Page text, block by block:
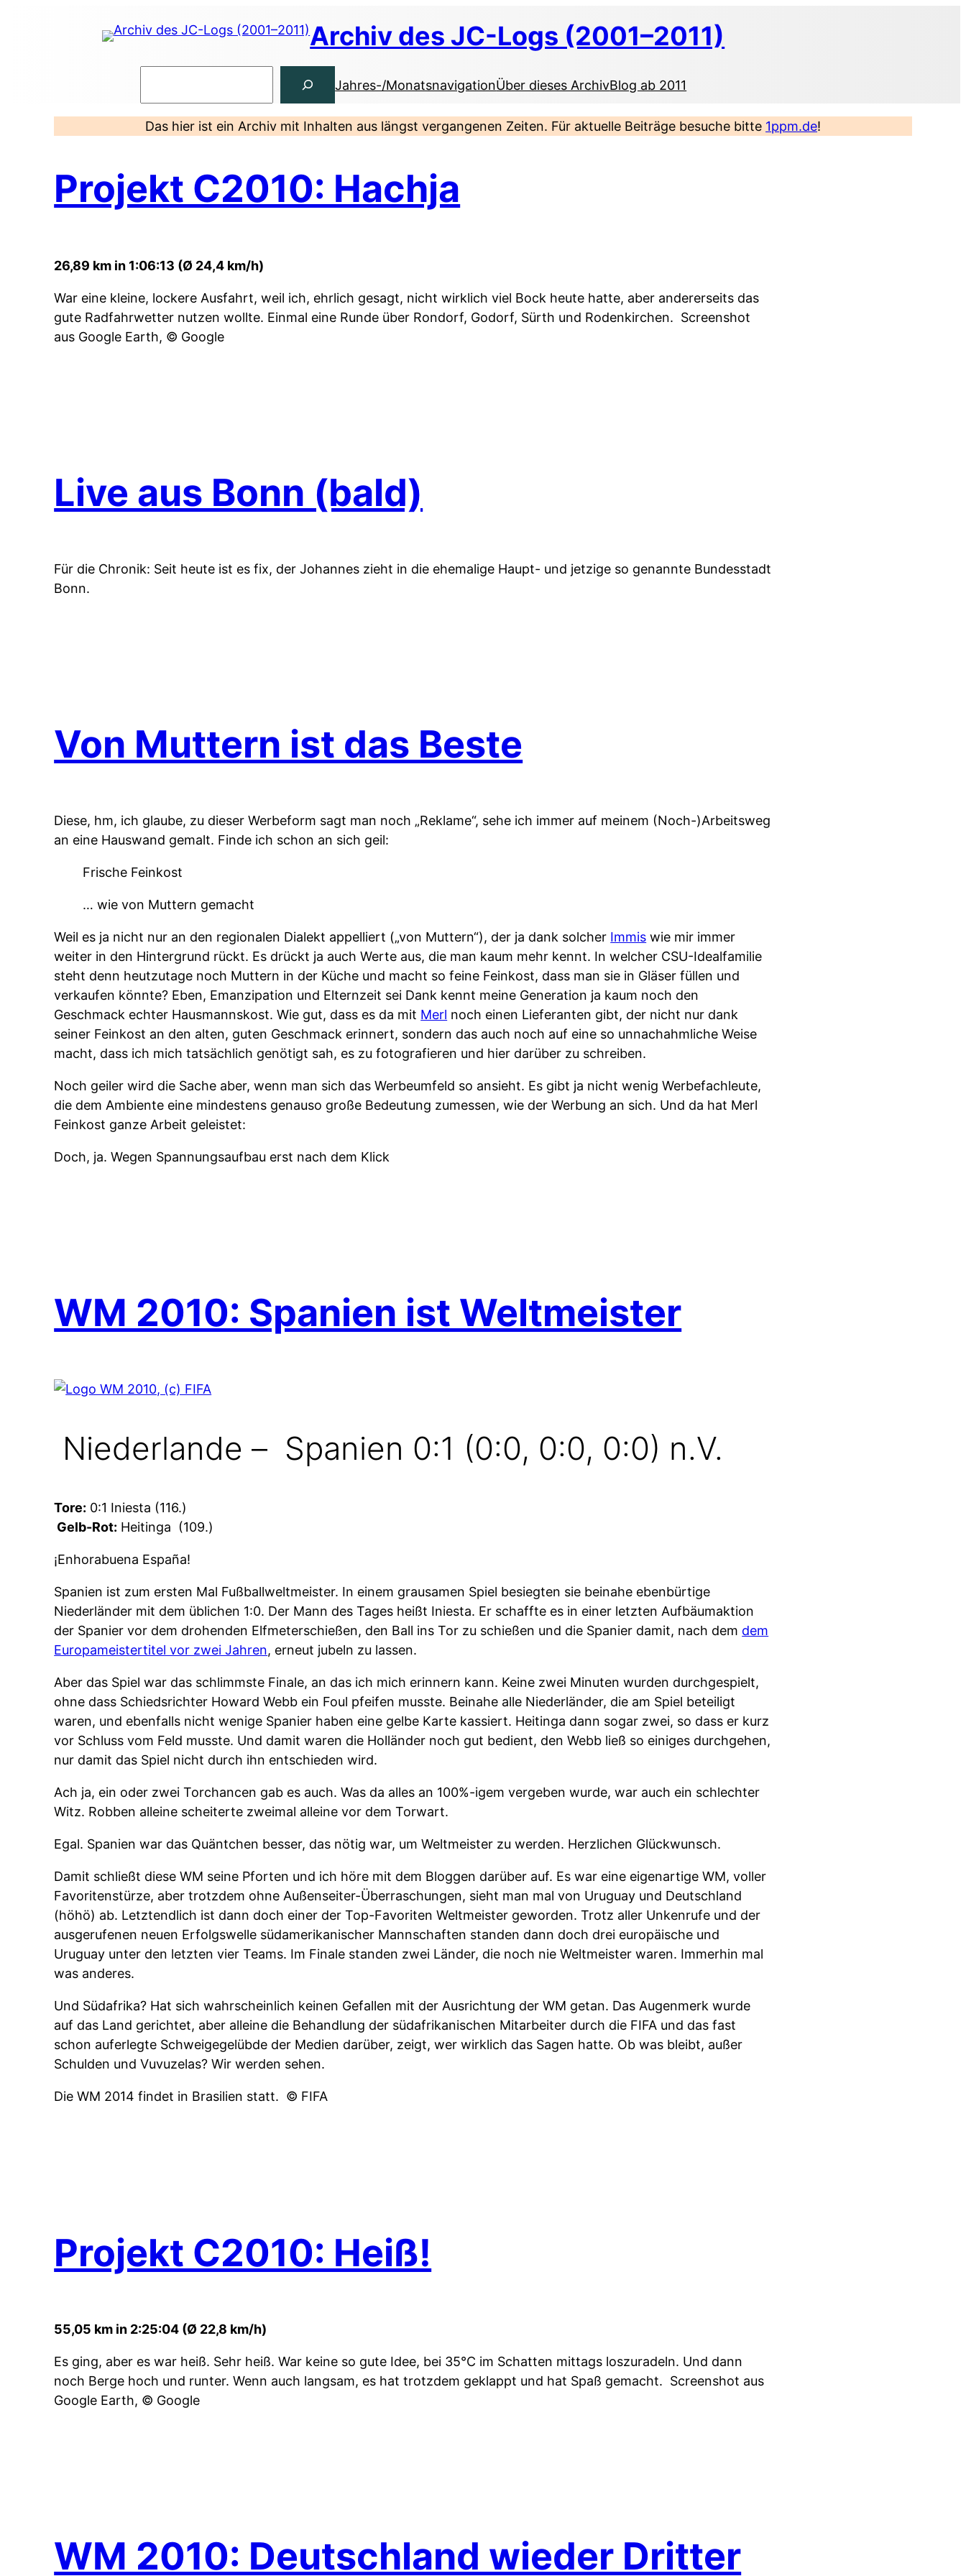
Archiv des JC-Logs (2001–2011)
Jahres-/MonatsnavigationÜber dieses ArchivBlog ab 2011
Das hier ist ein Archiv mit Inhalten aus längst vergangenen Zeiten. Für aktuelle Beiträge besuche bitte 1ppm.de!
Projekt C2010: Hachja
26,89 km in 1:06:13 (Ø 24,4 km/h)
War eine kleine, lockere Ausfahrt, weil ich, ehrlich gesagt, nicht wirklich viel Bock heute hatte, aber andererseits das
gute Radfahrwetter nutzen wollte. Einmal eine Runde über Rondorf, Godorf, Sürth und Rodenkirchen. Screenshot
aus Google Earth, © Google
Live aus Bonn (bald)
Für die Chronik: Seit heute ist es fix, der Johannes zieht in die ehemalige Haupt- und jetzige so genannte Bundesstadt
Bonn.
Von Muttern ist das Beste
Diese, hm, ich glaube, zu dieser Werbeform sagt man noch „Reklame“, sehe ich immer auf meinem (Noch-)Arbeitsweg
an eine Hauswand gemalt. Finde ich schon an sich geil:
Frische Feinkost
… wie von Muttern gemacht
Weil es ja nicht nur an den regionalen Dialekt appelliert („von Muttern“), der ja dank solcher Immis wie mir immer
weiter in den Hintergrund rückt. Es drückt ja auch Werte aus, die man kaum mehr kennt. In welcher CSU-Idealfamilie
steht denn heutzutage noch Muttern in der Küche und macht so feine Feinkost, dass man sie in Gläser füllen und
verkaufen könnte? Eben, Emanzipation und Elternzeit sei Dank kennt meine Generation ja kaum noch den
Geschmack echter Hausmannskost. Wie gut, dass es da mit Merl noch einen Lieferanten gibt, der nicht nur dank
seiner Feinkost an den alten, guten Geschmack erinnert, sondern das auch noch auf eine so unnachahmliche Weise
macht, dass ich mich tatsächlich genötigt sah, es zu fotografieren und hier darüber zu schreiben.
Noch geiler wird die Sache aber, wenn man sich das Werbeumfeld so ansieht. Es gibt ja nicht wenig Werbefachleute,
die dem Ambiente eine mindestens genauso große Bedeutung zumessen, wie der Werbung an sich. Und da hat Merl
Feinkost ganze Arbeit geleistet:
Doch, ja. Wegen Spannungsaufbau erst nach dem Klick
WM 2010: Spanien ist Weltmeister
Niederlande – Spanien 0:1 (0:0, 0:0, 0:0) n.V.
Tore: 0:1 Iniesta (116.)
Gelb-Rot: Heitinga (109.)
¡Enhorabuena España!
Spanien ist zum ersten Mal Fußballweltmeister. In einem grausamen Spiel besiegten sie beinahe ebenbürtige
Niederländer mit dem üblichen 1:0. Der Mann des Tages heißt Iniesta. Er schaffte es in einer letzten Aufbäumaktion
der Spanier vor dem drohenden Elfmeterschießen, den Ball ins Tor zu schießen und die Spanier damit, nach dem dem
Europameistertitel vor zwei Jahren, erneut jubeln zu lassen.
Aber das Spiel war das schlimmste Finale, an das ich mich erinnern kann. Keine zwei Minuten wurden durchgespielt,
ohne dass Schiedsrichter Howard Webb ein Foul pfeifen musste. Beinahe alle Niederländer, die am Spiel beteiligt
waren, und ebenfalls nicht wenige Spanier haben eine gelbe Karte kassiert. Heitinga dann sogar zwei, so dass er kurz
vor Schluss vom Feld musste. Und damit waren die Holländer noch gut bedient, den Webb ließ so einiges durchgehen,
nur damit das Spiel nicht durch ihn entschieden wird.
Ach ja, ein oder zwei Torchancen gab es auch. Was da alles an 100%-igem vergeben wurde, war auch ein schlechter
Witz. Robben alleine scheiterte zweimal alleine vor dem Torwart.
Egal. Spanien war das Quäntchen besser, das nötig war, um Weltmeister zu werden. Herzlichen Glückwunsch.
Damit schließt diese WM seine Pforten und ich höre mit dem Bloggen darüber auf. Es war eine eigenartige WM, voller
Favoritenstürze, aber trotzdem ohne Außenseiter-Überraschungen, sieht man mal von Uruguay und Deutschland
(höhö) ab. Letztendlich ist dann doch einer der Top-Favoriten Weltmeister geworden. Trotz aller Unkenrufe und der
ausgerufenen neuen Erfolgswelle südamerikanischer Mannschaften standen dann doch drei europäische und
Uruguay unter den letzten vier Teams. Im Finale standen zwei Länder, die noch nie Weltmeister waren. Immerhin mal
was anderes.
Und Südafrika? Hat sich wahrscheinlich keinen Gefallen mit der Ausrichtung der WM getan. Das Augenmerk wurde
auf das Land gerichtet, aber alleine die Behandlung der südafrikanischen Mitarbeiter durch die FIFA und das fast
schon auferlegte Schweigegelübde der Medien darüber, zeigt, wer wirklich das Sagen hatte. Ob was bleibt, außer
Schulden und Vuvuzelas? Wir werden sehen.
Die WM 2014 findet in Brasilien statt. © FIFA
Projekt C2010: Heiß!
55,05 km in 2:25:04 (Ø 22,8 km/h)
Es ging, aber es war heiß. Sehr heiß. War keine so gute Idee, bei 35°C im Schatten mittags loszuradeln. Und dann
noch Berge hoch und runter. Wenn auch langsam, es hat trotzdem geklappt und hat Spaß gemacht. Screenshot aus
Google Earth, © Google
WM 2010: Deutschland wieder Dritter